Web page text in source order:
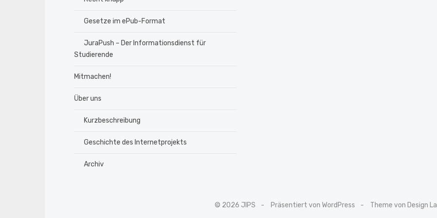
Gesetze im ePub-Format
JuraPush – Der Informationsdienst für
Studierende
Mitmachen!
Über uns
Kurzbeschreibung
Geschichte des Internetprojekts
Archiv
© 2026 JIPS Präsentiert von WordPress Theme von Design